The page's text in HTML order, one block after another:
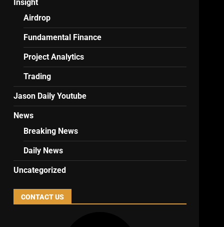
Insight
Airdrop
Fundamental Finance
Project Analytics
Trading
Jason Daily Youtube
News
Breaking News
Daily News
Uncategorized
CONTACT US